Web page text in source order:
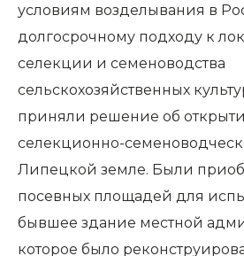
условиям возделывания в
долгосрочному подходу к
селекции и семеноводства
сельскохозяйственных
приняли решение об
селекционно-
Липецкой земле. Были
посевных площадей для
бывшее здание местной
которое было